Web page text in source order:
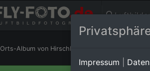
Orts-Album von Hirschberg/Leutershausen
Impressum